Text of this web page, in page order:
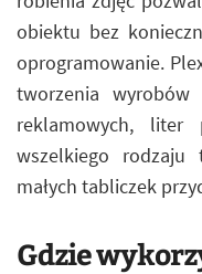
obiektu bez
oprogramowanie.
tworzenia wyrobów
reklamowych, liter
wszelkiego
małych tabliczek
Gdzie